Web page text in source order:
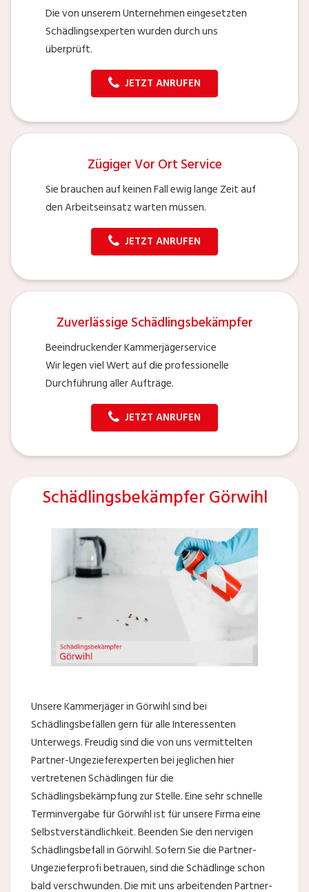
Die von unserem Unternehmen eingesetzten
Schädlingsexperten wurden durch uns
überprüft.
JETZT ANRUFEN
Zügiger Vor Ort Service
Sie brauchen auf keinen Fall ewig lange Zeit auf
den Arbeitseinsatz warten müssen.
JETZT ANRUFEN
Zuverlässige Schädlingsbekämpfer
Beeindruckender Kammerjägerservice
Wir legen viel Wert auf die professionelle
Durchführung aller Aufträge.
JETZT ANRUFEN
Schädlingsbekämpfer Görwihl
Unsere Kammerjäger in Görwihl sind bei
Schädlingsbefällen gern für alle Interessenten
Unterwegs. Freudig sind die von uns vermittelten
Partner-Ungezieferexperten bei jeglichen hier
vertretenen Schädlingen für die
Schädlingsbekämpfung zur Stelle. Eine sehr schnelle
Terminvergabe für Görwihl ist für unsere Firma eine
Selbstverständlichkeit. Beenden Sie den nervigen
Schädlingsbefall in Görwihl. Sofern Sie die Partner-
Ungezieferprofi betrauen, sind die Schädlinge schon
bald verschwunden. Die mit uns arbeitenden Partner-